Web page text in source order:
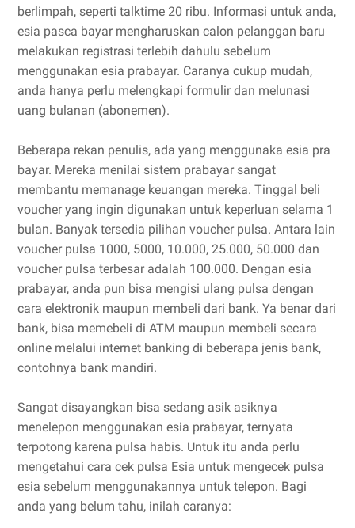
berlimpah, seperti talktime 20 ribu. Informasi untuk anda,
esia pasca bayar mengharuskan calon pelanggan baru
melakukan registrasi terlebih dahulu sebelum
menggunakan esia prabayar. Caranya cukup mudah,
anda hanya perlu melengkapi formulir dan melunasi
uang bulanan (abonemen).
Beberapa rekan penulis, ada yang menggunaka esia pra
bayar. Mereka menilai sistem prabayar sangat
membantu memanage keuangan mereka. Tinggal beli
voucher yang ingin digunakan untuk keperluan selama 1
bulan. Banyak tersedia pilihan voucher pulsa. Antara lain
voucher pulsa 1000, 5000, 10.000, 25.000, 50.000 dan
voucher pulsa terbesar adalah 100.000. Dengan esia
prabayar, anda pun bisa mengisi ulang pulsa dengan
cara elektronik maupun membeli dari bank. Ya benar dari
bank, bisa memebeli di ATM maupun membeli secara
online melalui internet banking di beberapa jenis bank,
contohnya bank mandiri.
Sangat disayangkan bisa sedang asik asiknya
menelepon menggunakan esia prabayar, ternyata
terpotong karena pulsa habis. Untuk itu anda perlu
mengetahui cara cek pulsa Esia untuk mengecek pulsa
esia sebelum menggunakannya untuk telepon. Bagi
anda yang belum tahu, inilah caranya: